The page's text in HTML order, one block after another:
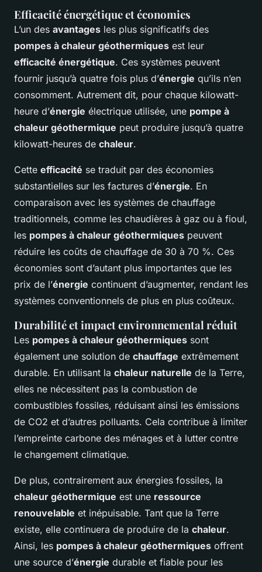
Efficacité énergétique et économies
L’un des avantages les plus significatifs des
pompes à chaleur géothermiques est leur
efficacité énergétique. Ces systèmes peuvent
fournir jusqu’à quatre fois plus d’énergie qu’ils n’en
consomment. Autrement dit, pour chaque kilowatt-
heure d’énergie électrique utilisée, une pompe à
chaleur géothermique peut produire jusqu’à quatre
kilowatt-heures de chaleur.
Cette efficacité se traduit par des économies
substantielles sur les factures d’énergie. En
comparaison avec les systèmes de chauffage
traditionnels, comme les chaudières à gaz ou à fioul,
les pompes à chaleur géothermiques peuvent
réduire les coûts de chauffage de 30 à 70 %. Ces
économies sont d’autant plus importantes que les
prix de l’énergie continuent d’augmenter, rendant les
systèmes conventionnels de plus en plus coûteux.
Durabilité et impact environnemental réduit
Les pompes à chaleur géothermiques sont
également une solution de chauffage extrêmement
durable. En utilisant la chaleur naturelle de la Terre,
elles ne nécessitent pas la combustion de
combustibles fossiles, réduisant ainsi les émissions
de CO2 et d’autres polluants. Cela contribue à limiter
l’empreinte carbone des ménages et à lutter contre
le changement climatique.
De plus, contrairement aux énergies fossiles, la
chaleur géothermique est une ressource
renouvelable et inépuisable. Tant que la Terre
existe, elle continuera de produire de la chaleur.
Ainsi, les pompes à chaleur géothermiques offrent
une source d’énergie durable et fiable pour les